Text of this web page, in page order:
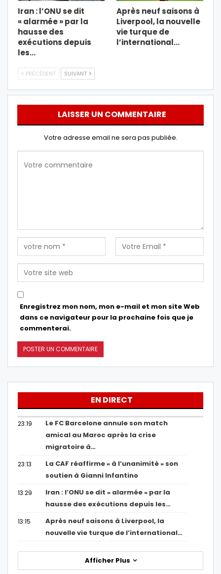
Iran : l’ONU se dit
« alarmée » par la
hausse des
exécutions depuis
les…
Après neuf saisons à
Liverpool, la nouvelle
vie turque de
l’international…
PRÉCÉDENT SUIVANT
LAISSER UN COMMENTAIRE
Votre adresse email ne sera pas publiée.
Enregistrez mon nom, mon e-mail et mon site Web
dans ce navigateur pour la prochaine fois que je
commenterai.
EN DIRECT
23:19
Le FC Barcelone annule son match
amical au Maroc après la crise
migratoire à…
23:13
La CAF réaffirme « à l’unanimité » son
soutien à Gianni Infantino
13:29
Iran : l’ONU se dit « alarmée » par la
hausse des exécutions depuis les…
13:15
Après neuf saisons à Liverpool, la
nouvelle vie turque de l’international…
Afficher Plus